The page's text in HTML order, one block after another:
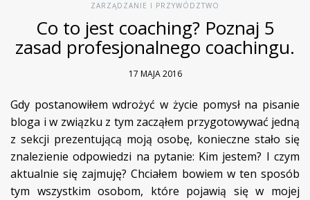
ZARZĄDZANIE I PRZYWÓDZTWO
Co to jest coaching? Poznaj 5
zasad profesjonalnego coachingu.
17 MAJA 2016
Gdy postanowiłem wdrożyć w życie pomysł na pisanie
bloga i w związku z tym zacząłem przygotowywać jedną
z sekcji prezentującą moją osobę, konieczne stało się
znalezienie odpowiedzi na pytanie: Kim jestem? I czym
aktualnie się zajmuję? Chciałem bowiem w ten sposób
tym wszystkim osobom, które pojawią się w mojej